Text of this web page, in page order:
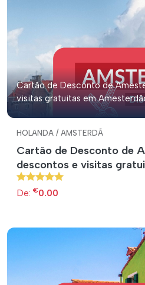
Cartão de Desconto de
visitas gratuitas em
HOLANDA / AMSTERDÃ
Cartão de Desconto de
descontos e visitas
De: €0.00